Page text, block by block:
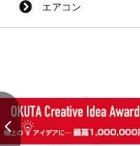
エアコン